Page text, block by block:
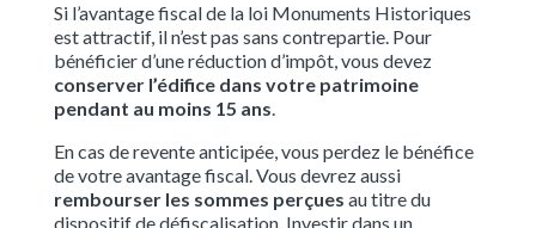
Si l’avantage fiscal de la loi Monuments Historiques
est attractif, il n’est pas sans contrepartie. Pour
bénéficier d’une réduction d’impôt, vous devez
conserver l’édifice dans votre patrimoine
pendant au moins 15 ans.
En cas de revente anticipée, vous perdez le bénéfice
de votre avantage fiscal. Vous devrez aussi
rembourser les sommes perçues au titre du
dispositif de défiscalisation. Investir dans un